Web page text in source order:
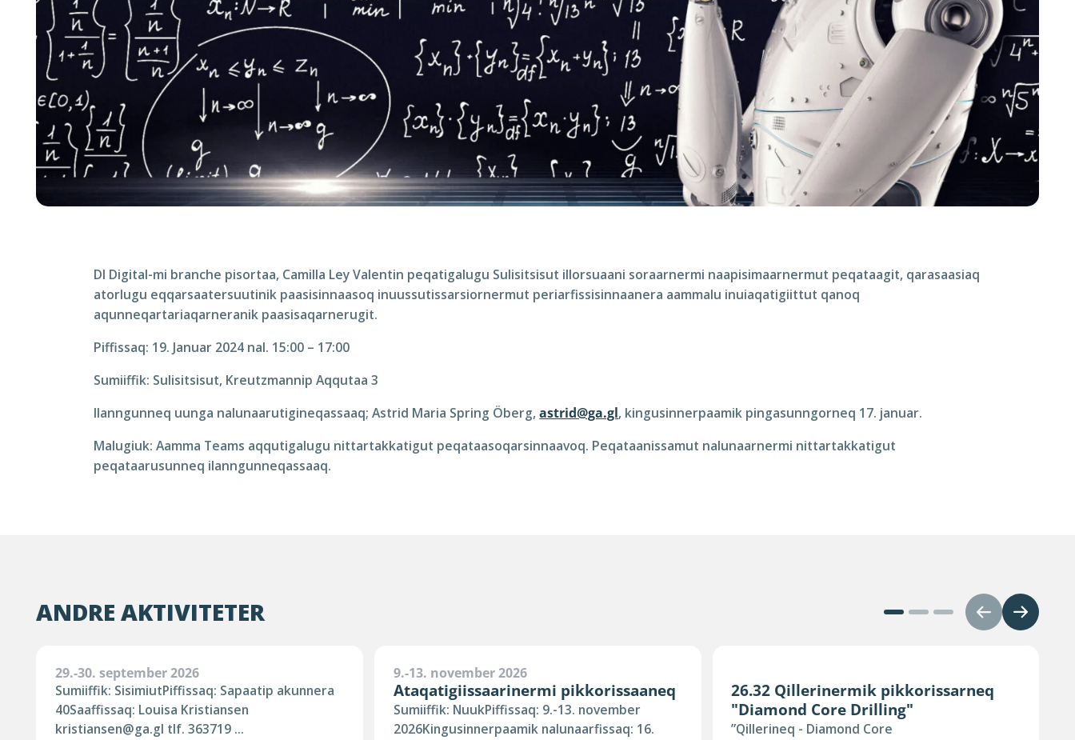
DI Digital-mi branche pisortaa, Camilla Ley Valentin peqatigalugu Sulisitsisut illorsuaani soraarnermi naapisimaarnermut peqataagit, qarasaasiaq
atorlugu eqqarsaatersuutinik paasisinnaasoq inuussutissarsiornermut periarfissisinnaanera aammalu inuiaqatigiittut qanoq
aqunneqartariaqarneranik paasisaqarnerugit.
Piffissaq: 19. Januar 2024 nal. 15:00 – 17:00
Sumiiffik: Sulisitsisut, Kreutzmannip Aqqutaa 3
Ilanngunneq uunga nalunaarutigineqassaaq; Astrid Maria Spring Öberg,astrid@ga.gl, kingusinnerpaamik pingasunngorneq 17. januar.
Malugiuk: Aamma Teams aqqutigalugu nittartakkatigut peqataasoqarsinnaavoq. Peqataanissamut nalunaarnermi nittartakkatigut
peqataarusunneq ilanngunneqassaaq.
ANDRE AKTIVITETER
29.-30. september 2026
Sumiiffik: SisimiutPiffissaq: Sapaatip akunnera
40Saaffissaq: Louisa Kristiansen
kristiansen@ga.gl tlf. 363719 ...
9.-13. november 2026
Ataqatigiissaarinermi pikkorissaaneq
Sumiiffik: NuukPiffissaq: 9.-13. november
2026Kingusinnerpaamik nalunaarfissaq: 16.
26.32 Qillerinermik pikkorissarneq
"Diamond Core Drilling"
”Qillerineq - Diamond Core